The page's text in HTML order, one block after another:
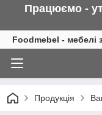
Працюємо -
Foodmebel - мебелі
Продукція